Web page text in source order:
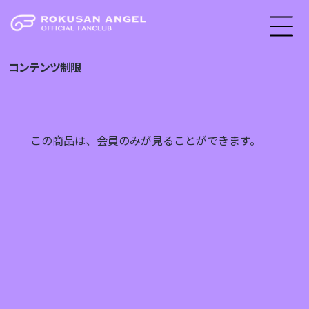
コンテンツ制限
この商品は、会員のみが見ることができます。